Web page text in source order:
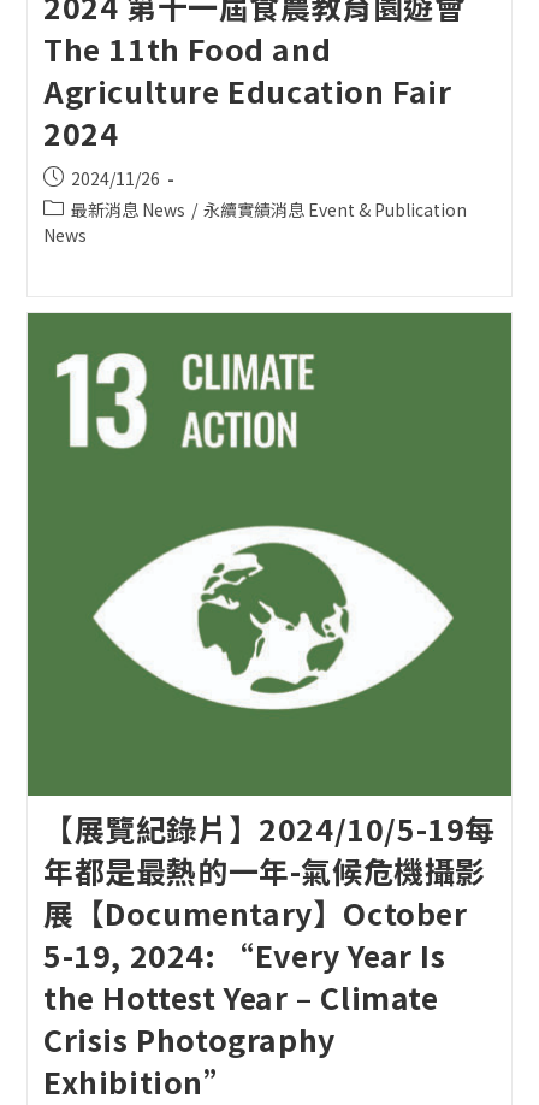
The 11th Food and
Agriculture Education Fair
2024
Post
published:
2024/11/26
Post
category:
最新消息 News / 永續實績消息 Event & Publication
News
【展覽紀錄片】2024/10/5-19每
年都是最熱的一年-氣候危機攝影
展【Documentary】October
5-19, 2024: “Every Year Is
the Hottest Year – Climate
Crisis Photography
Exhibition”